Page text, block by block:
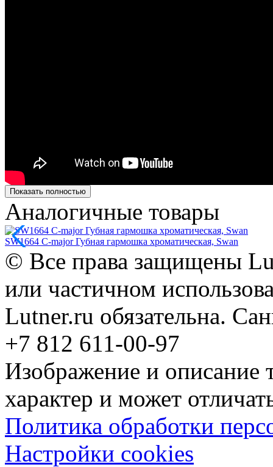
Показать полностью
Аналогичные товары
SW1664 C-major Губная гармошка хроматическая, Swan
© Все права защищены
или частичном
Lutner.ru обязательна.
+7 812 611-00-97
Изображение и описание
характер и может
Политика обработки
Настройки cookies